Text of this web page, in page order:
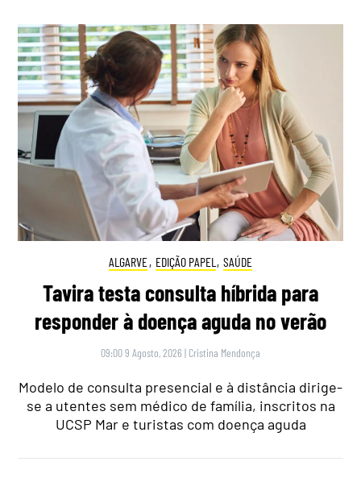
ALGARVE, EDIÇÃO PAPEL , SAÚDE
Tavira testa consulta híbrida para
responder à doença aguda no verão
09:00 9 Agosto, 2026 | Cristina Mendonça
Modelo de consulta presencial e à distância dirige-
se a utentes sem médico de família, inscritos na
UCSP Mar e turistas com doença aguda